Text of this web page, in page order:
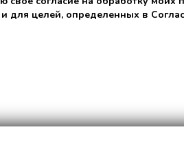
для целей, определенных в